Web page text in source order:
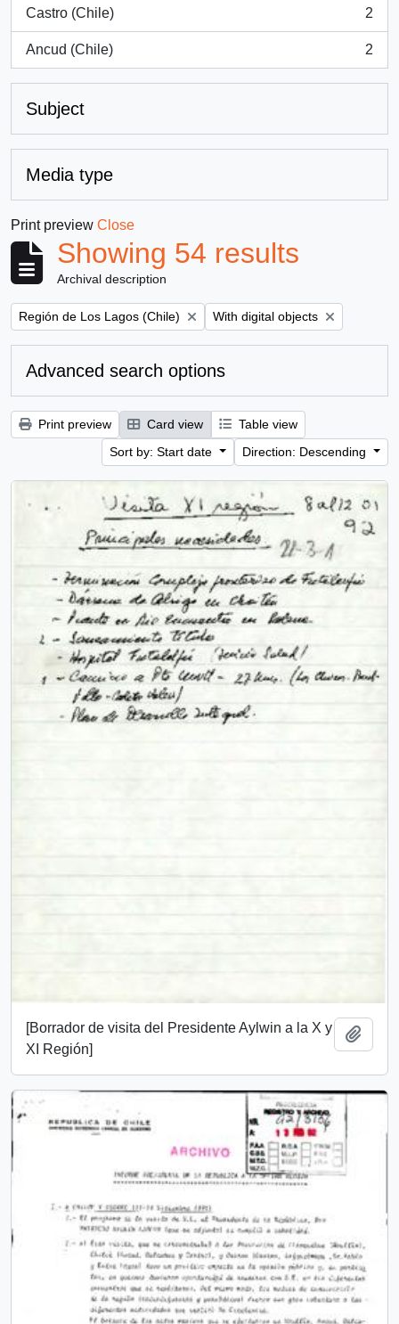
Castro (Chile)
, 2 results
2
Ancud (Chile)
, 2 results
2
Subject
Media type
Print preview Close
Showing 54 results
Archival description
Remove filter:
Región de Los Lagos (Chile) Remove filter:
With digital objects
Advanced search options
Print preview Card view
Table view
Sort by: Start date
Direction: Descending
[Borrador de visita del Presidente Aylwin a la X y
XI Región]